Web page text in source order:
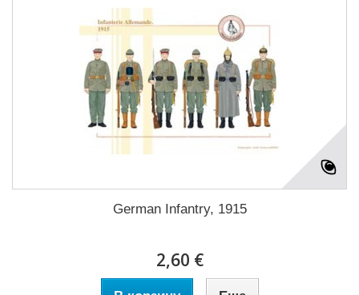
German Infantry, 1915
2,60 €